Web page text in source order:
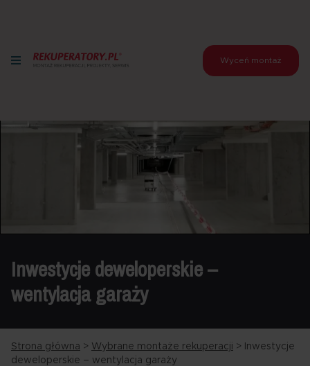
Wyceń montaż
Inwestycje deweloperskie –
wentylacja garaży
Strona główna > Wybrane montaże rekuperacji >
Inwestycje
deweloperskie – wentylacja garaży